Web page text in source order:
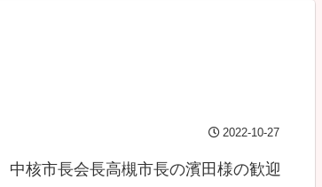
2022-10-27
核市長会長高槻市長の濱田様の歓迎